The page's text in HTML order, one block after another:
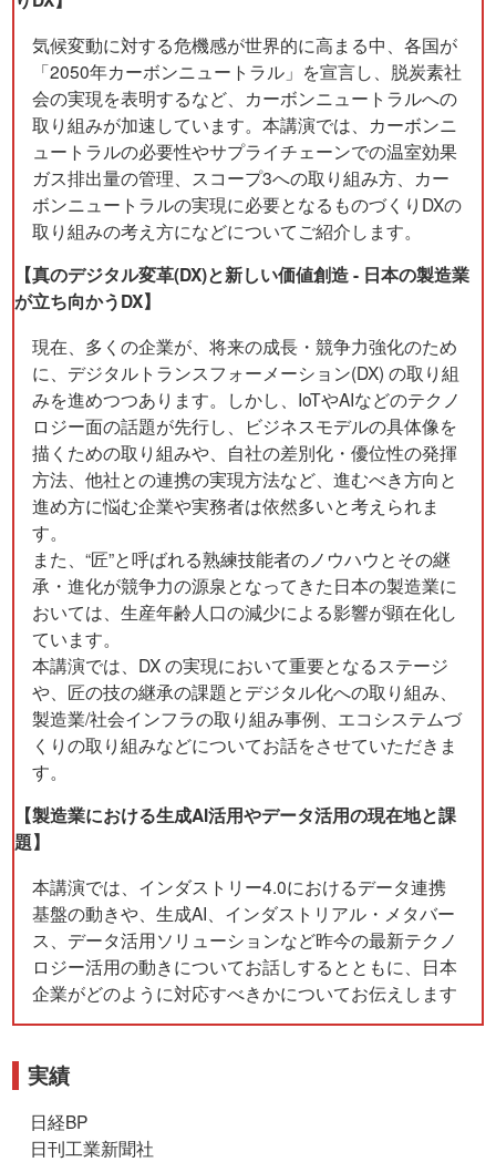
気候変動に対する危機感が世界的に高まる中、各国が
「2050年カーボンニュートラル」を宣言し、脱炭素社
会の実現を表明するなど、カーボンニュートラルへの
取り組みが加速しています。本講演では、カーボンニ
ュートラルの必要性やサプライチェーンでの温室効果
ガス排出量の管理、スコープ3への取り組み方、カー
ボンニュートラルの実現に必要となるものづくりDXの
取り組みの考え方になどについてご紹介します。
【真のデジタル変革(DX)と新しい価値創造 - 日本の製造業
が立ち向かうDX】
現在、多くの企業が、将来の成長・競争力強化のため
に、デジタルトランスフォーメーション(DX) の取り組
みを進めつつあります。しかし、IoTやAIなどのテクノ
ロジー面の話題が先行し、ビジネスモデルの具体像を
描くための取り組みや、自社の差別化・優位性の発揮
方法、他社との連携の実現方法など、進むべき方向と
進め方に悩む企業や実務者は依然多いと考えられま
す。
また、“匠”と呼ばれる熟練技能者のノウハウとその継
承・進化が競争力の源泉となってきた日本の製造業に
おいては、生産年齢人口の減少による影響が顕在化し
ています。
本講演では、DX の実現において重要となるステージ
や、匠の技の継承の課題とデジタル化への取り組み、
製造業/社会インフラの取り組み事例、エコシステムづ
くりの取り組みなどについてお話をさせていただきま
す。
【製造業における生成AI活用やデータ活用の現在地と課
題】
本講演では、インダストリー4.0におけるデータ連携
基盤の動きや、生成AI、インダストリアル・メタバー
ス、データ活用ソリューションなど昨今の最新テクノ
ロジー活用の動きについてお話しするとともに、日本
企業がどのように対応すべきかについてお伝えします
実績
日経BP
日刊工業新聞社